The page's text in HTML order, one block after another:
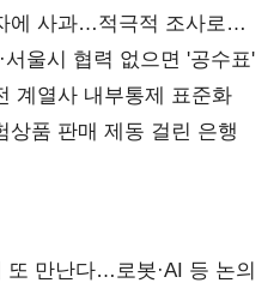
에 사과…적극적 조사로
울시 협력 없으면 '공수표'
계열사 내부통제 표준화
품 판매 제동 걸린 은행
만난다…로봇·AI 등 논의